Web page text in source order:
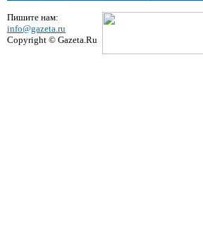
Пишите нам:
info@gazeta.ru
Copyright © Gazeta.Ru